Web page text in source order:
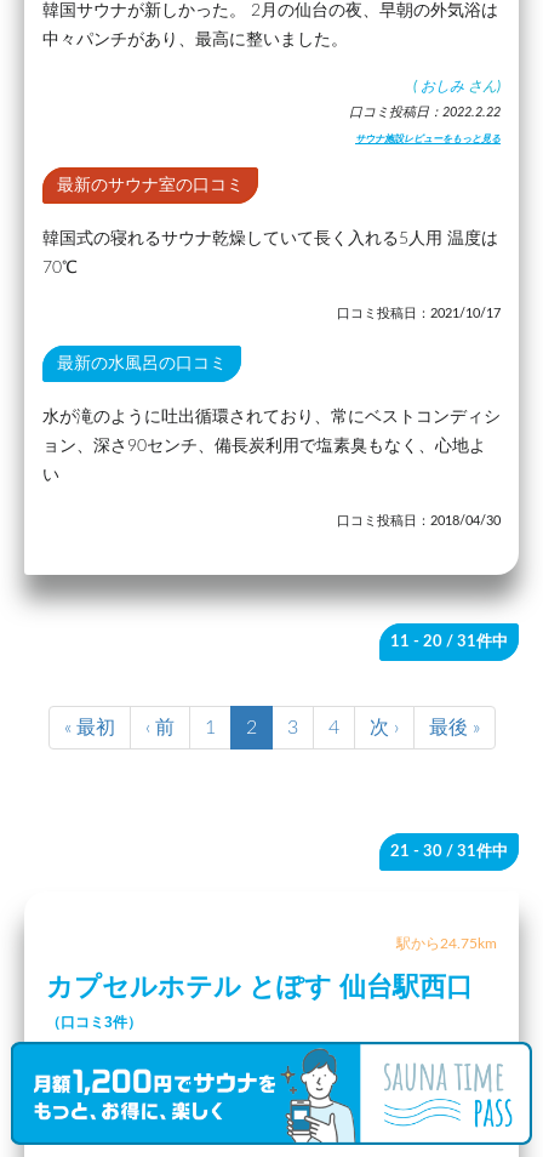
韓国サウナが新しかった。 2月の仙台の夜、早朝の外気浴は
中々パンチがあり、最高に整いました。
( おしみ さん)
口コミ投稿日：2022.2.22
サウナ施設レビューをもっと見る
最新のサウナ室の口コミ
韓国式の寝れるサウナ乾燥していて長く入れる5人用 温度は
70℃
口コミ投稿日：2021/10/17
最新の水風呂の口コミ
水が滝のように吐出循環されており、常にベストコンディシ
ョン、深さ90センチ、備長炭利用で塩素臭もなく、心地よ
い
口コミ投稿日：2018/04/30
11 - 20 / 31件中
« 最初 ‹ 前 1 2 3 4 次 › 最後 »
21 - 30 / 31件中
駅から24.75km
カプセルホテル とぽす 仙台駅西口
（口コミ3件）
宮城県 仙台市 仙台駅
〒980-0021 宮城県仙台市青葉区中央２丁目１−１−２５